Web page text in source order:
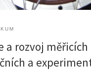
a rozvoj měřicích
a